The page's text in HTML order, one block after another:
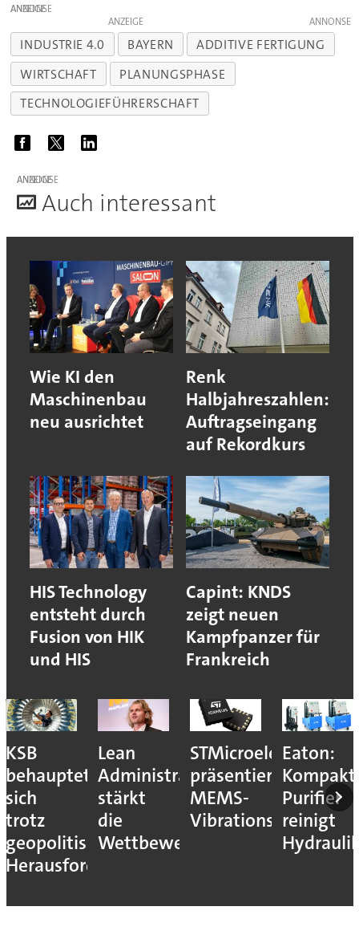
ANZEIGE
ANZEIGE
INDUSTRIE 4.0 BAYERN
ADDITIVE FERTIGUNG
WIRTSCHAFT
PLANUNGSPHASE
TECHNOLOGIEFÜHRERSCHAFT
ANZEIGE
Auch interessant
Wie KI den
Maschinenbau
neu ausrichtet
Renk
Halbjahreszahlen:
Auftragseingang
auf Rekordkurs
HIS Technology
entsteht durch
Fusion von HIK
und HIS
Capint: KNDS
zeigt neuen
Kampfpanzer für
Frankreich
KSB
behauptet
sich
trotz
geopolitischer
Herausforderungen
Lean
Administration
stärkt
die
Wettbewerbsfähigkeit
STMicroelectronics
präsentiert
MEMS-
Vibrationssensor
Eaton:
Purifier
reinigt